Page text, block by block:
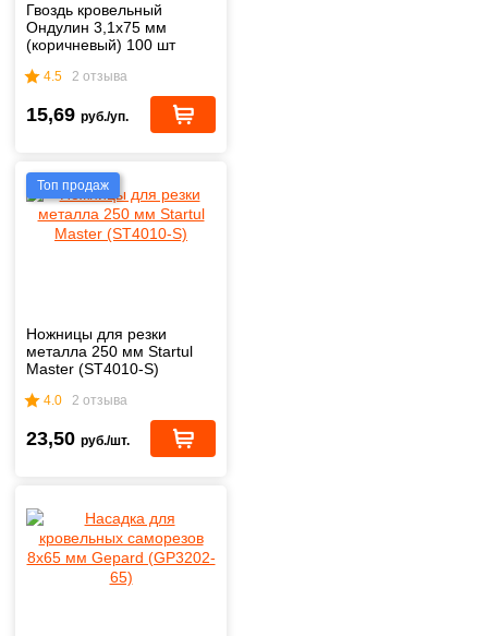
Гвоздь кровельный
Ондулин 3,1х75 мм
(коричневый) 100 шт
4.5 2 отзыва
15,69 руб./уп.
Топ продаж
Ножницы для резки
металла 250 мм Startul
Master (ST4010-S)
4.0 2 отзыва
23,50 руб./шт.